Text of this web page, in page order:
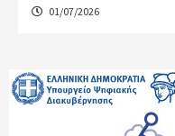
01/07/2026